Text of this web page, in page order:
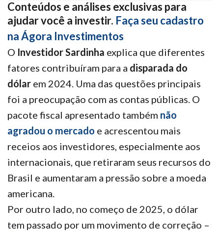
Conteúdos e análises exclusivas para
ajudar você a investir. Faça seu cadastro
na Ágora Investimentos
O Investidor Sardinha explica que diferentes
fatores contribuíram para a disparada do
dólar em 2024. Uma das questões principais
foi a preocupação com as contas públicas. O
pacote fiscal apresentado também não
agradou o mercado e acrescentou mais
receios aos investidores, especialmente aos
internacionais, que retiraram seus recursos do
Brasil e aumentaram a pressão sobre a moeda
americana.
Por outro lado, no começo de 2025, o dólar
tem passado por um movimento de correção –